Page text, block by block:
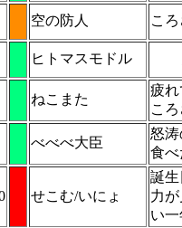
空の防人 こ
ヒトマスモドル
ねこまた
疲
こ
べべべ大臣
怒
食
せこむ/いにょ
誕
力
い